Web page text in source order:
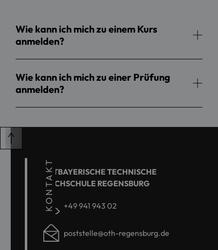
Wie kann ich mich zu einem Kurs
anmelden?
Wie kann ich mich zu einer Prüfung
anmelden?
KONTAKT
OSTBAYERISCHE TECHNISCHE
HOCHSCHULE REGENSBURG
+49 941 943 02
poststelle@oth-regensburg.de